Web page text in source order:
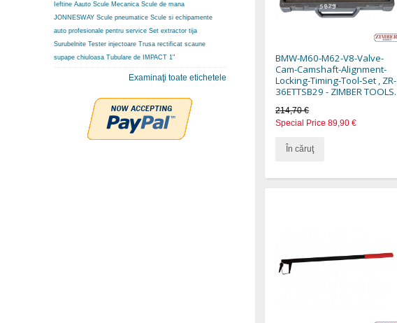
BMW-M60-M62-V8-Valve-
Cam-Camshaft-Alignment-
Locking-Timing-Tool-Set , ZR-
36ETTSB29 - ZIMBER TOOLS.
214,70 €
Special Price 89,90 €
În căruţ
Ieftine Aauto Scule Mecanica Scule de mana
JONNESWAY Scule pneumatice Scule si echipamente
auto profesionale pentru service Set extractor tija
Surubelnite Tester injectoare Trusa rectificat scaune
supape chiuloasa Tubulare de IMPACT 1"
Examinaţi toate etichetele